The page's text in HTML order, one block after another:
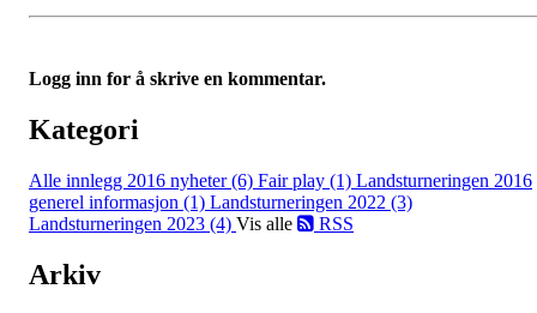
Logg inn for å skrive en kommentar.
Kategori
Alle innlegg 2016 nyheter (6) Fair play (1) Landsturneringen 2016
generel informasjon (1) Landsturneringen 2022 (3)
Landsturneringen 2023 (4) Vis alle RSS
Arkiv